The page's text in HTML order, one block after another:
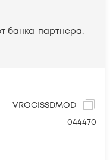
VROCISSDMOD
044470
банка-партнёра.